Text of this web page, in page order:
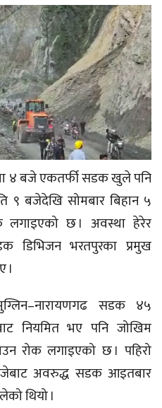
४ बजे एकतर्फी सडक खुले पनि
९ बजेदेखि सोमबार बिहान ५
लगाइएको छ । अवस्था हेरेर
डिभिजन भरतपुरका प्रमुख
।
सडक ४५
नियमित भए पनि जोखिम
रोक लगाइएको छ । पहिरो
अवरुद्ध सडक आइतबार
थियो ।